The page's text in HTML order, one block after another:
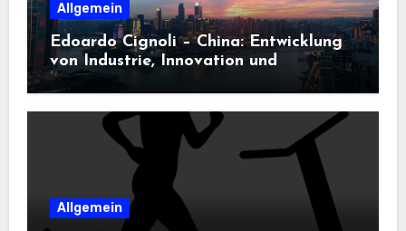
Allgemein
Edoardo Cignoli – China: Entwicklung
von Industrie, Innovation und
Technologie
Allgemein